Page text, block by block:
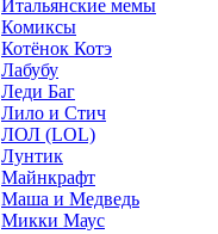
Итальянские мемы
Комиксы
Котёнок Котэ
Лабубу
Леди Баг
Лило и Стич
ЛОЛ (LOL)
Лунтик
Майнкрафт
Маша и Медведь
Микки Маус